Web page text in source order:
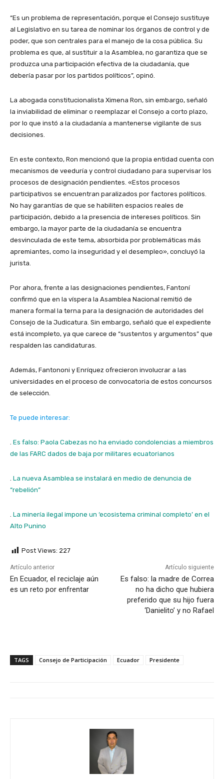
“Es un problema de representación, porque el Consejo sustituye
al Legislativo en su tarea de nominar los órganos de control y de
poder, que son centrales para el manejo de la cosa pública. Su
problema es que, al sustituir a la Asamblea, no garantiza que se
produzca una participación efectiva de la ciudadanía, que
debería pasar por los partidos políticos”, opinó.
La abogada constitucionalista Ximena Ron, sin embargo, señaló
la inviabilidad de eliminar o reemplazar el Consejo a corto plazo,
por lo que instó a la ciudadanía a mantenerse vigilante de sus
decisiones.
En este contexto, Ron mencionó que la propia entidad cuenta con
mecanismos de veeduría y control ciudadano para supervisar los
procesos de designación pendientes. «Estos procesos
participativos se encuentran paralizados por factores políticos.
No hay garantías de que se habiliten espacios reales de
participación, debido a la presencia de intereses políticos. Sin
embargo, la mayor parte de la ciudadanía se encuentra
desvinculada de este tema, absorbida por problemáticas más
apremiantes, como la inseguridad y el desempleo», concluyó la
jurista.
Por ahora, frente a las designaciones pendientes, Fantoní
confirmó que en la víspera la Asamblea Nacional remitió de
manera formal la terna para la designación de autoridades del
Consejo de la Judicatura. Sin embargo, señaló que el expediente
está incompleto, ya que carece de “sustentos y argumentos” que
respalden las candidaturas.
Además, Fantononi y Enríquez ofrecieron involucrar a las
universidades en el proceso de convocatoria de estos concursos
de selección.
Te puede interesar:
Es falso: Paola Cabezas no ha enviado condolencias a miembros
de las FARC dados de baja por militares ecuatorianos
La nueva Asamblea se instalará en medio de denuncia de
“rebelión”
La minería ilegal impone un ‘ecosistema criminal completo’ en el
Alto Punino
Post Views: 227
Artículo anterior
En Ecuador, el reciclaje aún
es un reto por enfrentar
Artículo siguiente
Es falso: la madre de Correa
no ha dicho que hubiera
preferido que su hijo fuera
‘Danielito’ y no Rafael
TAGS Consejo de Participación Ecuador Presidente